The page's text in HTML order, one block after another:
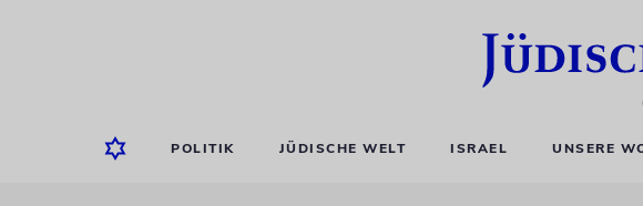
POLITIK JÜDISCHE WELT ISRAEL UNSERE